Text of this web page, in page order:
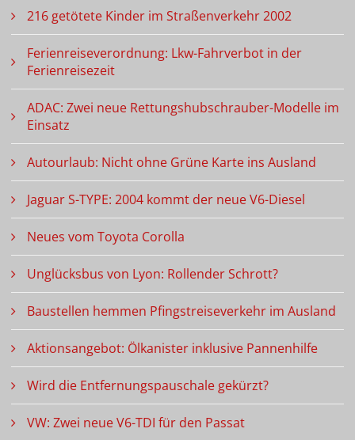
216 getötete Kinder im Straßenverkehr 2002
Ferienreiseverordnung: Lkw-Fahrverbot in der
Ferienreisezeit
ADAC: Zwei neue Rettungshubschrauber-Modelle im
Einsatz
Autourlaub: Nicht ohne Grüne Karte ins Ausland
Jaguar S-TYPE: 2004 kommt der neue V6-Diesel
Neues vom Toyota Corolla
Unglücksbus von Lyon: Rollender Schrott?
Baustellen hemmen Pfingstreiseverkehr im Ausland
Aktionsangebot: Ölkanister inklusive Pannenhilfe
Wird die Entfernungspauschale gekürzt?
VW: Zwei neue V6-TDI für den Passat